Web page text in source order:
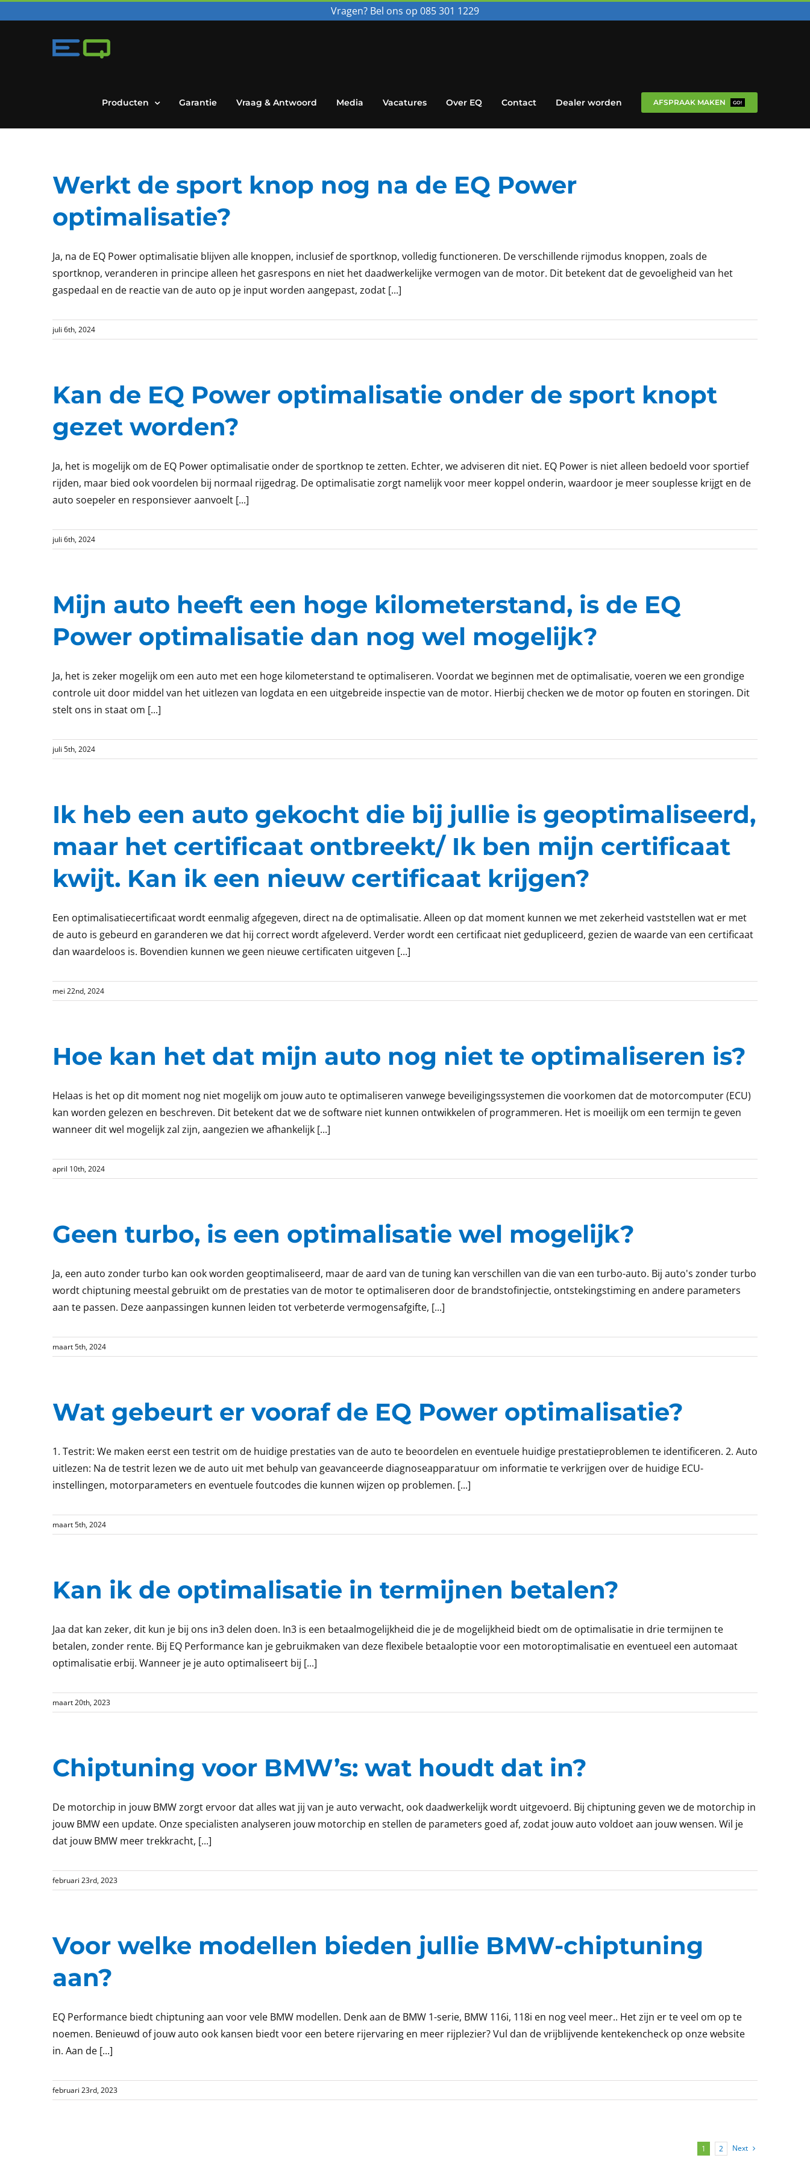
to
Vragen? Bel ons op 085 301 1229
Producten Garantie Vraag & Antwoord Media Vacatures Over EQ Contact Dealer worden AFSPRAAK MAKEN GO!
Werkt de sport knop nog na de EQ Power
optimalisatie?
Ja, na de EQ Power optimalisatie blijven alle knoppen, inclusief de sportknop, volledig functioneren. De verschillende rijmodus knoppen, zoals de
sportknop, veranderen in principe alleen het gasrespons en niet het daadwerkelijke vermogen van de motor. Dit betekent dat de gevoeligheid van het
gaspedaal en de reactie van de auto op je input worden aangepast, zodat [...]
juli 6th, 2024
Kan de EQ Power optimalisatie onder de sport knopt
gezet worden?
Ja, het is mogelijk om de EQ Power optimalisatie onder de sportknop te zetten. Echter, we adviseren dit niet. EQ Power is niet alleen bedoeld voor sportief
rijden, maar bied ook voordelen bij normaal rijgedrag. De optimalisatie zorgt namelijk voor meer koppel onderin, waardoor je meer souplesse krijgt en de
auto soepeler en responsiever aanvoelt [...]
juli 6th, 2024
Mijn auto heeft een hoge kilometerstand, is de EQ
Power optimalisatie dan nog wel mogelijk?
Ja, het is zeker mogelijk om een auto met een hoge kilometerstand te optimaliseren. Voordat we beginnen met de optimalisatie, voeren we een grondige
controle uit door middel van het uitlezen van logdata en een uitgebreide inspectie van de motor. Hierbij checken we de motor op fouten en storingen. Dit
stelt ons in staat om [...]
juli 5th, 2024
Ik heb een auto gekocht die bij jullie is geoptimaliseerd,
maar het certificaat ontbreekt/ Ik ben mijn certificaat
kwijt. Kan ik een nieuw certificaat krijgen?
Een optimalisatiecertificaat wordt eenmalig afgegeven, direct na de optimalisatie. Alleen op dat moment kunnen we met zekerheid vaststellen wat er met
de auto is gebeurd en garanderen we dat hij correct wordt afgeleverd. Verder wordt een certificaat niet gedupliceerd, gezien de waarde van een certificaat
dan waardeloos is. Bovendien kunnen we geen nieuwe certificaten uitgeven [...]
mei 22nd, 2024
Hoe kan het dat mijn auto nog niet te optimaliseren is?
Helaas is het op dit moment nog niet mogelijk om jouw auto te optimaliseren vanwege beveiligingssystemen die voorkomen dat de motorcomputer (ECU)
kan worden gelezen en beschreven. Dit betekent dat we de software niet kunnen ontwikkelen of programmeren. Het is moeilijk om een termijn te geven
wanneer dit wel mogelijk zal zijn, aangezien we afhankelijk [...]
april 10th, 2024
Geen turbo, is een optimalisatie wel mogelijk?
Ja, een auto zonder turbo kan ook worden geoptimaliseerd, maar de aard van de tuning kan verschillen van die van een turbo-auto. Bij auto's zonder turbo
wordt chiptuning meestal gebruikt om de prestaties van de motor te optimaliseren door de brandstofinjectie, ontstekingstiming en andere parameters
aan te passen. Deze aanpassingen kunnen leiden tot verbeterde vermogensafgifte, [...]
maart 5th, 2024
Wat gebeurt er vooraf de EQ Power optimalisatie?
1. Testrit: We maken eerst een testrit om de huidige prestaties van de auto te beoordelen en eventuele huidige prestatieproblemen te identificeren. 2. Auto
uitlezen: Na de testrit lezen we de auto uit met behulp van geavanceerde diagnoseapparatuur om informatie te verkrijgen over de huidige ECU-
instellingen, motorparameters en eventuele foutcodes die kunnen wijzen op problemen. [...]
maart 5th, 2024
Kan ik de optimalisatie in termijnen betalen?
Jaa dat kan zeker, dit kun je bij ons in3 delen doen. In3 is een betaalmogelijkheid die je de mogelijkheid biedt om de optimalisatie in drie termijnen te
betalen, zonder rente. Bij EQ Performance kan je gebruikmaken van deze flexibele betaaloptie voor een motoroptimalisatie en eventueel een automaat
optimalisatie erbij. Wanneer je je auto optimaliseert bij [...]
maart 20th, 2023
Chiptuning voor BMW’s: wat houdt dat in?
De motorchip in jouw BMW zorgt ervoor dat alles wat jij van je auto verwacht, ook daadwerkelijk wordt uitgevoerd. Bij chiptuning geven we de motorchip in
jouw BMW een update. Onze specialisten analyseren jouw motorchip en stellen de parameters goed af, zodat jouw auto voldoet aan jouw wensen. Wil je
dat jouw BMW meer trekkracht, [...]
februari 23rd, 2023
Voor welke modellen bieden jullie BMW-chiptuning
aan?
EQ Performance biedt chiptuning aan voor vele BMW modellen. Denk aan de BMW 1-serie, BMW 116i, 118i en nog veel meer.. Het zijn er te veel om op te
noemen. Benieuwd of jouw auto ook kansen biedt voor een betere rijervaring en meer rijplezier? Vul dan de vrijblijvende kentekencheck op onze website
in. Aan de [...]
februari 23rd, 2023
1 2 Next